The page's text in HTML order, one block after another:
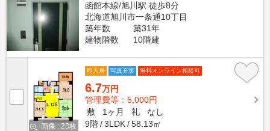
函館本線/旭川駅 徒歩8分
北海道旭川市一条通10丁目
築年数
築31年
建物階数
10階建
画像 : 23枚
即入居 写真充実 無料オンライン相談可
6.7万円
管理費等：5,000円
敷
1ヶ月 礼
なし
9階
3LDK 58.13㎡